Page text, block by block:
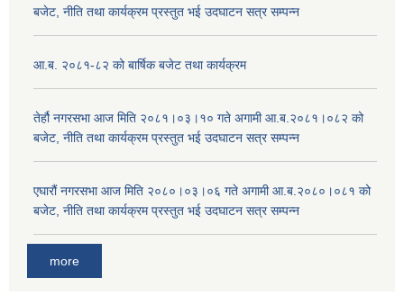
बजेट, नीति तथा कार्यक्रम प्रस्तुत भई उदघाटन सत्र सम्पन्न
आ.ब. २०८१-८२ को बार्षिक बजेट तथा कार्यक्रम
तेर्हौ नगरसभा आज मिति २०८१।०३।१० गते अगामी आ.ब.२०८१।०८२ को
बजेट, नीति तथा कार्यक्रम प्रस्तुत भई उदघाटन सत्र सम्पन्न
एघारौं नगरसभा आज मिति २०८०।०३।०६ गते अगामी आ.ब.२०८०।०८१ को
बजेट, नीति तथा कार्यक्रम प्रस्तुत भई उदघाटन सत्र सम्पन्न
more